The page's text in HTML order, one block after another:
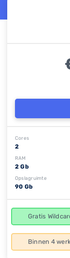
Cores
2
RAM
2 Gb
Opslagruimte
90 Gb
Gratis
Binnen 4